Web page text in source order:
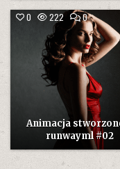
0 222 0COMMENT
ON
ANIMACJA
W
RUNWAYML
#02
Animacja
runwayml #02